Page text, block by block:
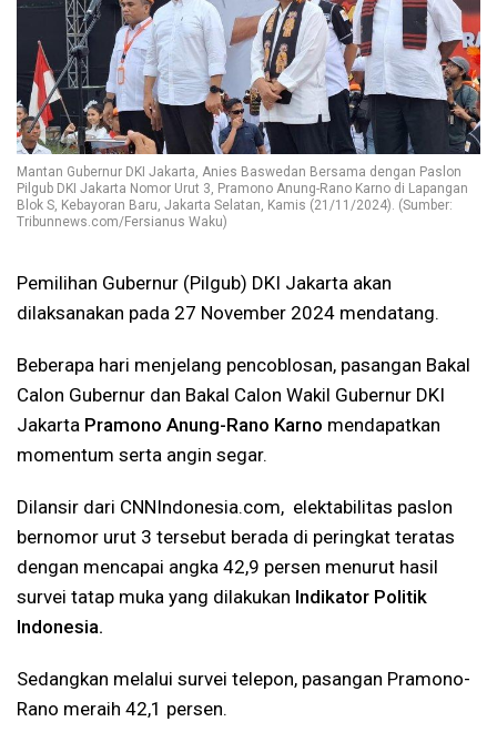
Mantan Gubernur DKI Jakarta, Anies Baswedan Bersama dengan Paslon
Pilgub DKI Jakarta Nomor Urut 3, Pramono Anung-Rano Karno di Lapangan
Blok S, Kebayoran Baru, Jakarta Selatan, Kamis (21/11/2024). (Sumber:
Tribunnews.com/Fersianus Waku)
Pemilihan Gubernur (Pilgub) DKI Jakarta akan
dilaksanakan pada 27 November 2024 mendatang.
Beberapa hari menjelang pencoblosan, pasangan Bakal
Calon Gubernur dan Bakal Calon Wakil Gubernur DKI
Jakarta Pramono Anung-Rano Karno mendapatkan
momentum serta angin segar.
Dilansir dari CNNIndonesia.com, elektabilitas paslon
bernomor urut 3 tersebut berada di peringkat teratas
dengan mencapai angka 42,9 persen menurut hasil
survei tatap muka yang dilakukan Indikator Politik
Indonesia.
Sedangkan melalui survei telepon, pasangan Pramono-
Rano meraih 42,1 persen.